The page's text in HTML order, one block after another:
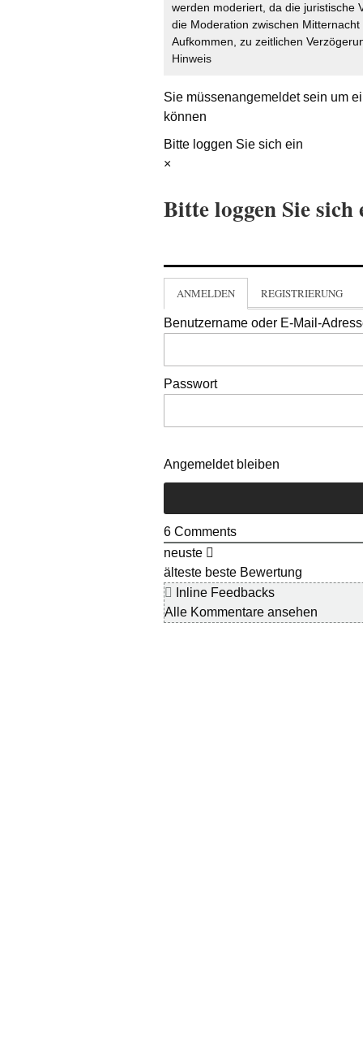
werden moderiert, da die juristische
die Moderation zwischen
Aufkommen, zu zeitlichen
Hinweis
Sie müssenangemeldetsein um
können
Bitte loggen Sie sich ein
×
Bitte loggen Sie sich
ANMELDEN REGISTRIERUNG
Benutzername oder E-Mail-
Passwort
Angemeldet bleiben
6 Comments
neuste
älteste beste Bewertung
Inline Feedbacks
Alle Kommentare ansehen